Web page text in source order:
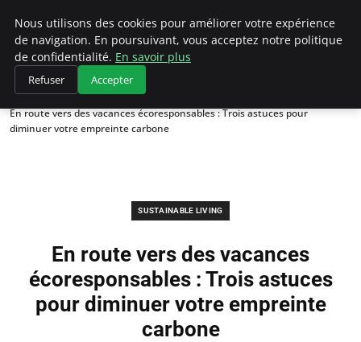
Climategatecountryclub.com
Accueil
Sustainable Living
En route vers des vacances écoresponsables : Trois astuces pour
diminuer votre empreinte carbone
SUSTAINABLE LIVING
En route vers des vacances
écoresponsables : Trois astuces
pour diminuer votre empreinte
carbone
Nous utilisons des cookies pour améliorer votre expérience
de navigation. En poursuivant, vous acceptez notre politique
de confidentialité. En savoir plus
Refuser Accepter